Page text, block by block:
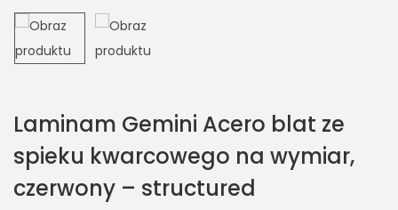
Laminam Gemini Acero blat ze
spieku kwarcowego na wymiar,
czerwony – structured